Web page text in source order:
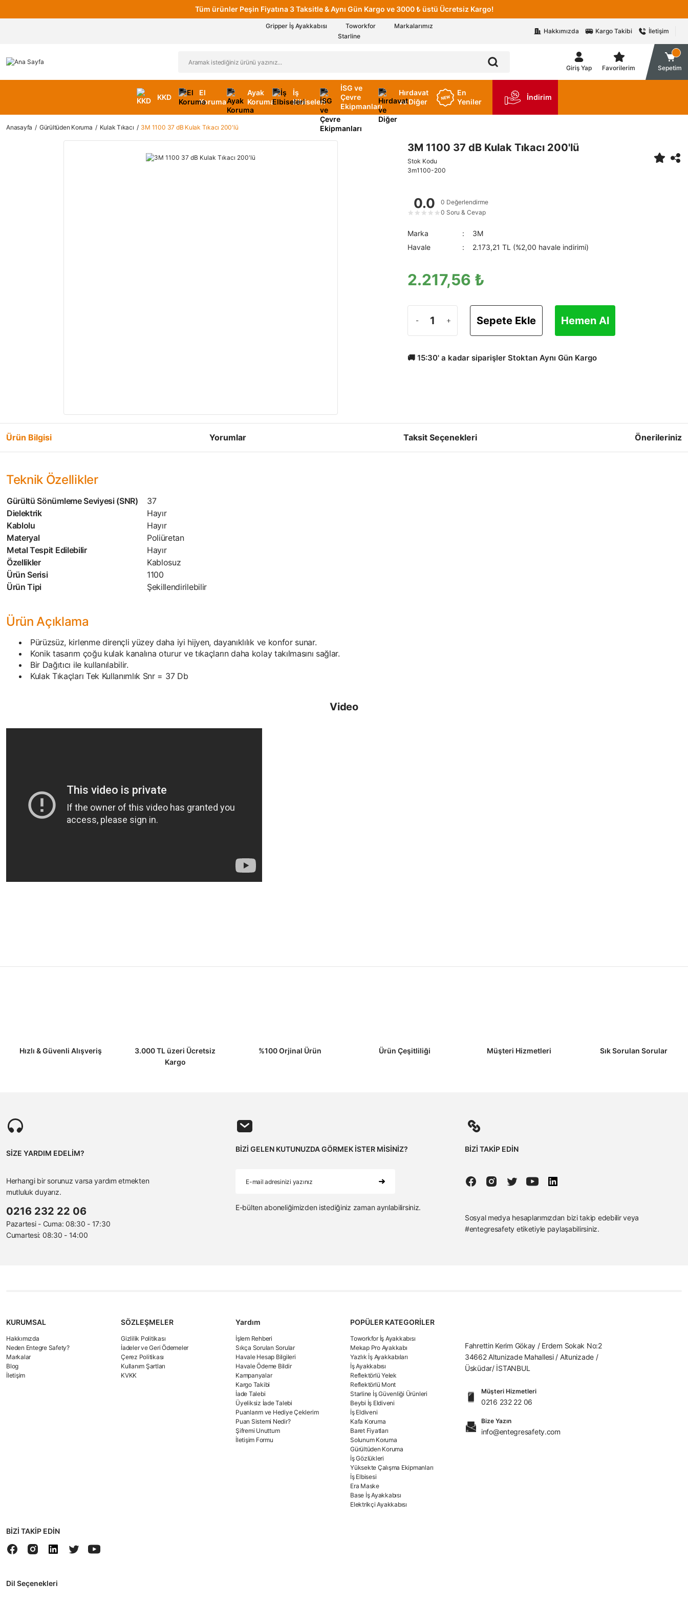
Tüm ürünler Peşin Fiyatına 3 Taksitle & Aynı Gün Kargo ve 3000 ₺ üstü Ücretsiz Kargo!
Gripper İş Ayakkabısı Toworkfor
Markalarımız
Starline
Hakkımızda Kargo Takibi İletişim
Giriş Yap Favorilerim Sepetim
KKD
El
Koruma
Ayak
Koruma
İş
Elbiseleri
İSG ve
Çevre
Ekipmanları
Hırdavat
ve Diğer
En
Yeniler
İndirim
Anasayfa Gürültüden Koruma Kulak Tıkacı 3M 1100 37 dB Kulak Tıkacı 200'lü
3M 1100 37 dB Kulak Tıkacı 200'lü
Stok Kodu
3m1100-200
0.0
★ ★ ★ ★ ★
0 Değerlendirme
0 Soru & Cevap
Marka
3M
Havale
2.173,21 TL (%2,00 havale indirimi)
2.217,56 ₺
Sepete Ekle Hemen Al
🚚 15:30' a kadar siparişler Stoktan Aynı Gün Kargo
Ürün Bilgisi Yorumlar Taksit Seçenekleri Önerileriniz
Teknik Özellikler
Gürültü Sönümleme Seviyesi (SNR)
37
Dielektrik
Hayır
Kablolu
Hayır
Materyal
Poliüretan
Metal Tespit Edilebilir
Hayır
Özellikler
Kablosuz
Ürün Serisi
1100
Ürün Tipi
Şekillendirilebilir
Ürün Açıklama
Pürüzsüz, kirlenme dirençli yüzey daha iyi hijyen, dayanıklılık ve konfor sunar.
Konik tasarım çoğu kulak kanalına oturur ve tıkaçların daha kolay takılmasını sağlar.
Bir Dağıtıcı ile kullanılabilir.
Kulak Tıkaçları Tek Kullanımlık Snr = 37 Db
Video
Hızlı & Güvenli Alışveriş
3.000 TL üzeri Ücretsiz
Kargo
%100 Orjinal Ürün Ürün Çeşitliliği Müşteri Hizmetleri Sık Sorulan Sorular
SİZE YARDIM EDELİM?
Herhangi bir sorunuz varsa yardım etmekten
mutluluk duyarız.
0216 232 22 06
Pazartesi - Cuma: 08:30 - 17:30
Cumartesi: 08:30 - 14:00
BİZİ GELEN KUTUNUZDA GÖRMEK İSTER MİSİNİZ?
E-bülten aboneliğimizden istediğiniz zaman ayrılabilirsiniz.
BİZİ TAKİP EDİN
Sosyal medya hesaplarımızdan bizi takip edebilir veya
#entegresafety etiketiyle paylaşabilirsiniz.
KURUMSAL
Hakkımızda
Neden Entegre Safety?
Markalar
Blog
İletişim
SÖZLEŞMELER
Gizlilik Politikası
İadeler ve Geri Ödemeler
Çerez Politikası
Kullanım Şartları
KVKK
Yardım
İşlem Rehberi
Sıkça Sorulan Sorular
Havale Hesap Bilgileri
Havale Ödeme Bildir
Kampanyalar
Kargo Takibi
İade Talebi
Üyeliksiz İade Talebi
Puanlarım ve Hediye Çeklerim
Puan Sistemi Nedir?
Şifremi Unuttum
İletişim Formu
POPÜLER KATEGORİLER
Toworkfor İş Ayakkabısı
Mekap Pro Ayakkabı
Yazlık İş Ayakkabıları
İş Ayakkabısı
Reflektörlü Yelek
Reflektörlü Mont
Starline İş Güvenliği Ürünleri
Beybi İş Eldiveni
İş Eldiveni
Kafa Koruma
Baret Fiyatları
Solunum Koruma
Gürültüden Koruma
İş Gözlükleri
Yüksekte Çalışma Ekipmanları
İş Elbisesi
Era Maske
Base İş Ayakkabısı
Elektrikçi Ayakkabısı
BİZİ TAKİP EDİN
Dil Seçenekleri
Fahrettin Kerim Gökay / Erdem Sokak No:2
34662 Altunizade Mahallesi / Altunizade /
Üsküdar/ İSTANBUL
Müşteri Hizmetleri
0216 232 22 06
Bize Yazın
info@entegresafety.com